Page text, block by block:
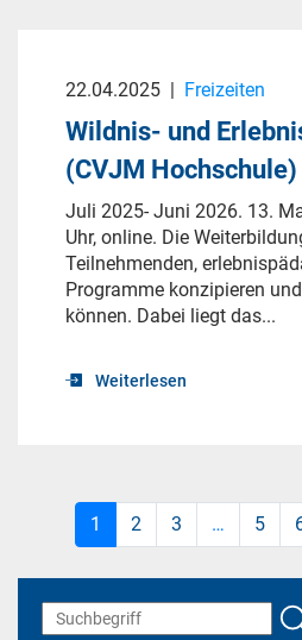
22.04.2025 | Freizeiten
Wildnis- und
(CVJM Hochschule)
Juli 2025- Juni 2026. 13.
Uhr, online. Die
Teilnehmenden,
Programme konzipieren
können. Dabei liegt das...
Weiterlesen
1 2 3 … 5